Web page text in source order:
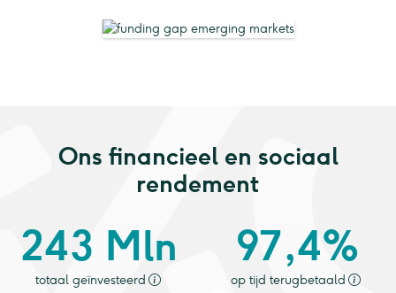
Ons financieel en sociaal
rendement
243 Mln
totaal geïnvesteerd
97,4%
op tijd terugbetaald